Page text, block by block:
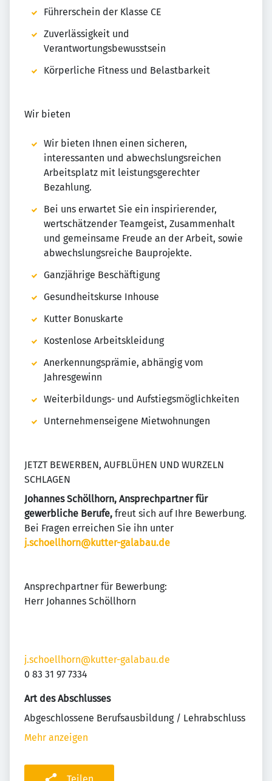
Führerschein der Klasse CE
Zuverlässigkeit und
Verantwortungsbewusstsein
Körperliche Fitness und Belastbarkeit
Wir bieten
Wir bieten Ihnen einen sicheren,
interessanten und abwechslungsreichen
Arbeitsplatz mit leistungsgerechter
Bezahlung.
Bei uns erwartet Sie ein inspirierender,
wertschätzender Teamgeist, Zusammenhalt
und gemeinsame Freude an der Arbeit, sowie
abwechslungsreiche Bauprojekte.
Ganzjährige Beschäftigung
Gesundheitskurse Inhouse
Kutter Bonuskarte
Kostenlose Arbeitskleidung
Anerkennungsprämie, abhängig vom
Jahresgewinn
Weiterbildungs- und Aufstiegsmöglichkeiten
Unternehmenseigene Mietwohnungen
JETZT BEWERBEN, AUFBLÜHEN UND WURZELN
SCHLAGEN
Johannes Schöllhorn, Ansprechpartner für
gewerbliche Berufe, freut sich auf Ihre Bewerbung.
Bei Fragen erreichen Sie ihn unter
j.schoellhorn@kutter-galabau.de
Ansprechpartner für Bewerbung:
Herr Johannes Schöllhorn
j.schoellhorn@kutter-galabau.de
0 83 31 97 7334
Art des Abschlusses
Abgeschlossene Berufsausbildung / Lehrabschluss
Mehr anzeigen